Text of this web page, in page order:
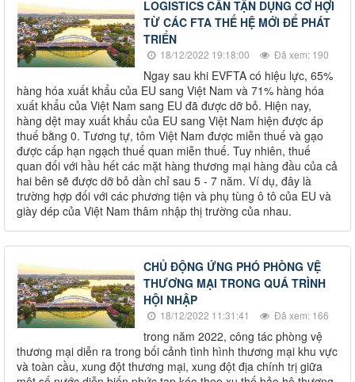
LOGISTICS CẦN TẬN DỤNG CƠ HỢI
TỪ CÁC FTA THẾ HỆ MỚI ĐỂ PHÁT
TRIỂN
18/12/2022 19:18:00 Đã xem: 190
Ngay sau khi EVFTA có hiệu lực, 65%
hàng hóa xuất khẩu của EU sang Việt Nam và 71% hàng hóa
xuất khẩu của Việt Nam sang EU đã được dỡ bỏ. Hiện nay,
hàng dệt may xuất khẩu của EU sang Việt Nam hiện được áp
thuế bằng 0. Tương tự, tôm Việt Nam được miễn thuế và gạo
được cấp hạn ngạch thuế quan miễn thuế. Tuy nhiên, thuế
quan đối với hầu hết các mặt hàng thương mại hàng đầu của cả
hai bên sẽ được dỡ bỏ dần chỉ sau 5 - 7 năm. Ví dụ, đây là
trường hợp đối với các phương tiện và phụ tùng ô tô của EU và
giày dép của Việt Nam thâm nhập thị trường của nhau.
CHỦ ĐỘNG ỨNG PHÓ PHÒNG VỆ
THƯƠNG MẠI TRONG QUÁ TRÌNH
HỘI NHẬP
18/12/2022 11:31:41 Đã xem: 166
trong năm 2022, công tác phòng vệ
thương mại diễn ra trong bối cảnh tình hình thương mại khu vực
và toàn cầu, xung đột thương mại, xung đột địa chính trị giữa